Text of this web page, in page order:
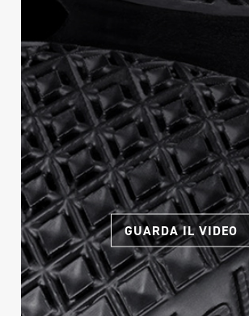
GUARDA IL VIDEO